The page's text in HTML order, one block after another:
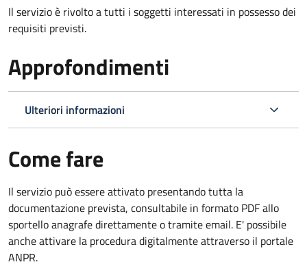
Il servizio è rivolto a tutti i soggetti interessati in possesso dei
requisiti previsti.
Approfondimenti
Ulteriori informazioni
Come fare
Il servizio può essere attivato presentando tutta la
documentazione prevista, consultabile in formato PDF allo
sportello anagrafe direttamente o tramite email. E' possibile
anche attivare la procedura digitalmente attraverso il portale
ANPR.